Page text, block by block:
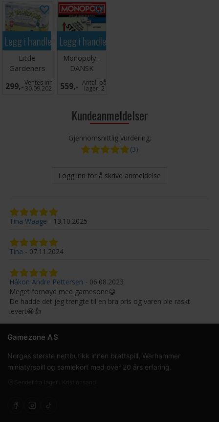
Legg i handlekurven
Little
Gardeners
Brettspill
299,-Ventes inn
30.09.2026
Legg i handlekurven
Monopoly -
DANSK
559,- Antall på
lager:2
Kundeanmeldelser
Gjennomsnittlig vurdering:
(3)
Logg inn for å skrive anmeldelse
Tina Waage 13.10.2025
Tina 07.11.2024
Håkon Andre Pettersen
06.08.2023
Meget fornøyd med gamesone😀
De hadde det jeg trengte til en bra pris og varen ble raskt
levert😀👍
Gamezone AS
Norges største nettbutikk innen brettspill, Warhammer
miniatyrspill og samlekort med over 20 års erfaring.